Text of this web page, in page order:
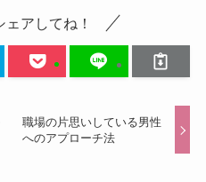
アしてね！
職場の片思いしている男性
へのアプローチ法